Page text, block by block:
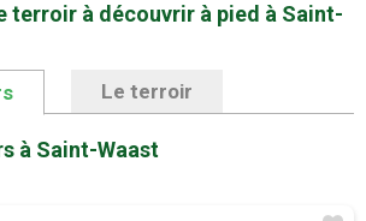
terroir à découvrir à pied à Saint-
Le terroir
à Saint-Waast